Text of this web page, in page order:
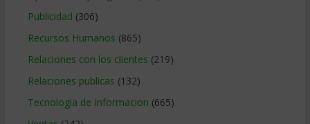
Publicidad (306)
Recursos Humanos (865)
Relaciones con los clientes (219)
Relaciones publicas (132)
Tecnologia de Informacion (665)